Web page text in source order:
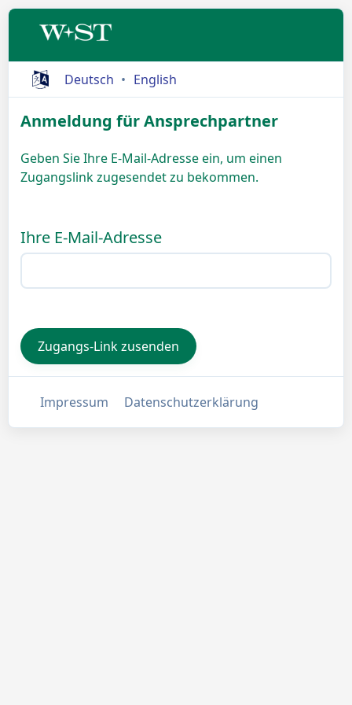
Deutsch English
Anmeldung für Ansprechpartner
Geben Sie Ihre E-Mail-Adresse ein, um einen
Zugangslink zugesendet zu bekommen.
Ihre E-Mail-Adresse
Impressum Datenschutzerklärung